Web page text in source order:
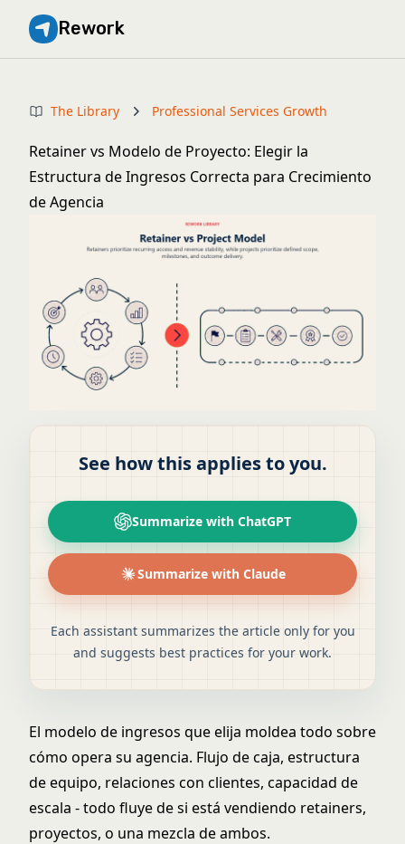
Rework
The Library Professional Services Growth
Retainer vs Modelo de Proyecto: Elegir la
Estructura de Ingresos Correcta para Crecimiento
de Agencia
See how this applies to you.
Summarize with ChatGPT
Summarize with Claude
Each assistant summarizes the article only for you
and suggests best practices for your work.
El modelo de ingresos que elija moldea todo sobre
cómo opera su agencia. Flujo de caja, estructura
de equipo, relaciones con clientes, capacidad de
escala - todo fluye de si está vendiendo retainers,
proyectos, o una mezcla de ambos.